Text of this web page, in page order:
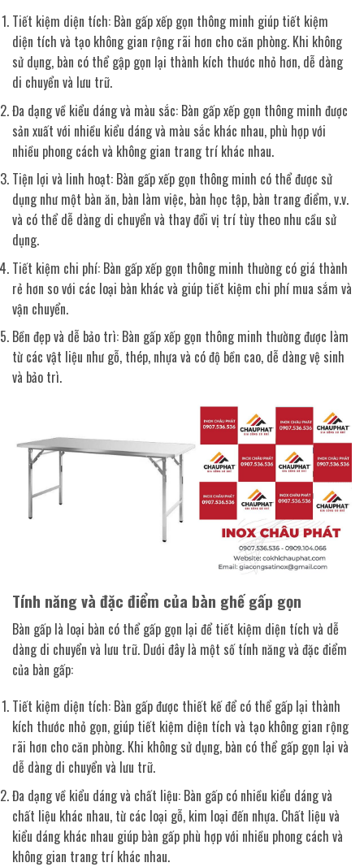
Tiết kiệm diện tích: Bàn gấp xếp gọn thông minh giúp tiết kiệm
diện tích và tạo không gian rộng rãi hơn cho căn phòng. Khi không
sử dụng, bàn có thể gập gọn lại thành kích thước nhỏ hơn, dễ dàng
di chuyển và lưu trữ.
Đa dạng về kiểu dáng và màu sắc: Bàn gấp xếp gọn thông minh được
sản xuất với nhiều kiểu dáng và màu sắc khác nhau, phù hợp với
nhiều phong cách và không gian trang trí khác nhau.
Tiện lợi và linh hoạt: Bàn gấp xếp gọn thông minh có thể được sử
dụng như một bàn ăn, bàn làm việc, bàn học tập, bàn trang điểm, v.v.
và có thể dễ dàng di chuyển và thay đổi vị trí tùy theo nhu cầu sử
dụng.
Tiết kiệm chi phí: Bàn gấp xếp gọn thông minh thường có giá thành
rẻ hơn so với các loại bàn khác và giúp tiết kiệm chi phí mua sắm và
vận chuyển.
Bền đẹp và dễ bảo trì: Bàn gấp xếp gọn thông minh thường được làm
từ các vật liệu như gỗ, thép, nhựa và có độ bền cao, dễ dàng vệ sinh
và bảo trì.
Tính năng và đặc điểm của bàn ghế gấp gọn
Bàn gấp là loại bàn có thể gấp gọn lại để tiết kiệm diện tích và dễ
dàng di chuyển và lưu trữ. Dưới đây là một số tính năng và đặc điểm
của bàn gấp:
Tiết kiệm diện tích: Bàn gấp được thiết kế để có thể gấp lại thành
kích thước nhỏ gọn, giúp tiết kiệm diện tích và tạo không gian rộng
rãi hơn cho căn phòng. Khi không sử dụng, bàn có thể gấp gọn lại và
dễ dàng di chuyển và lưu trữ.
Đa dạng về kiểu dáng và chất liệu: Bàn gấp có nhiều kiểu dáng và
chất liệu khác nhau, từ các loại gỗ, kim loại đến nhựa. Chất liệu và
kiểu dáng khác nhau giúp bàn gấp phù hợp với nhiều phong cách và
không gian trang trí khác nhau.